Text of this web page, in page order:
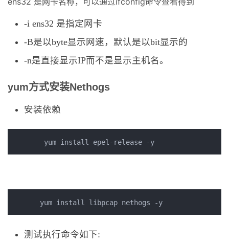
-i ens32 是指定网卡
-B是以byte显示网速，默认是以bit显示的
-n是直接显示IP而不是显示主机名。
yum方式安装Nethogs
安装依赖
测试执行命令如下: